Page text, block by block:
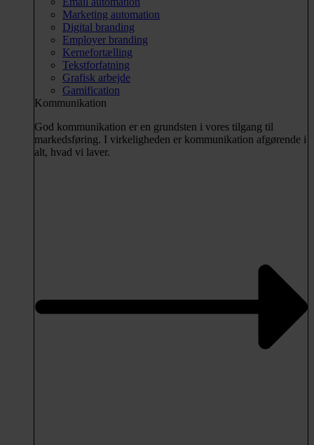
Marketing automation
Digital branding
Employer branding
Kernefortælling
Tekstforfatning
Grafisk arbejde
Gamification
Kommunikation
God kommunikation er en grundsten i vores tilgang til
markedsføring. I virkeligheden er kommunikation afgørende i
alt, hvad vi laver.